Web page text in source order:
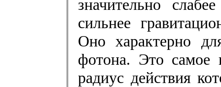
значительно
сильнее
Оно характерно
фотона. Это самое
радиус действия